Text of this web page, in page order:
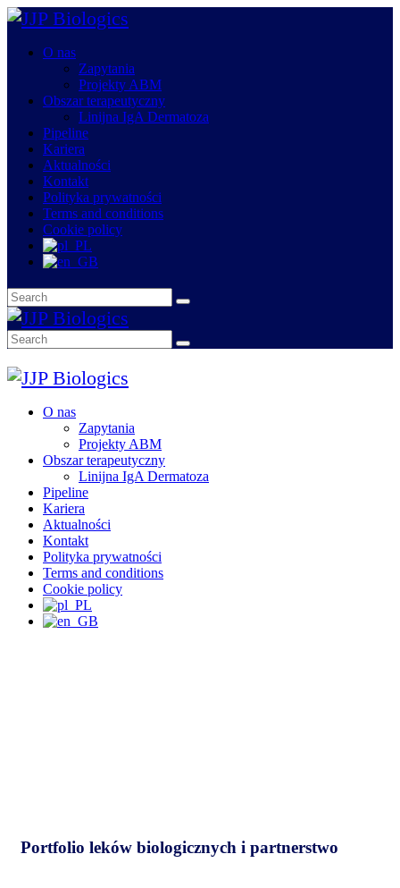
O nas
Zapytania
Projekty ABM
Obszar terapeutyczny
Linijna IgA Dermatoza
Pipeline
Kariera
Aktualności
Kontakt
Polityka prywatności
Terms and conditions
Cookie policy
O nas
Zapytania
Projekty ABM
Obszar terapeutyczny
Linijna IgA Dermatoza
Pipeline
Kariera
Aktualności
Kontakt
Polityka prywatności
Terms and conditions
Cookie policy
Portfolio leków biologicznych i partnerstwo